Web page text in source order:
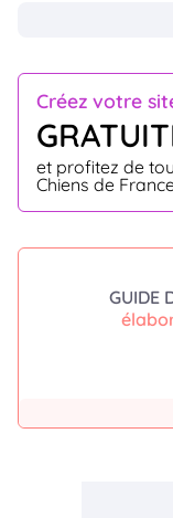
Créez votre
et profitez de
Chiens de
GUIDE